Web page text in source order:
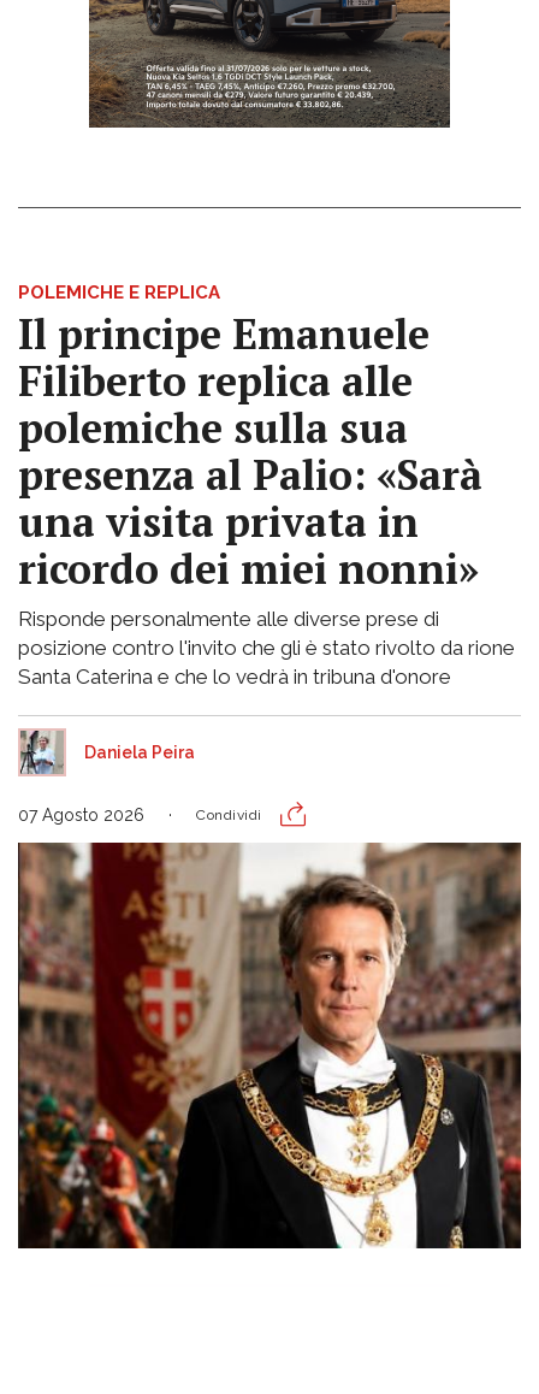
POLEMICHE E REPLICA
Il principe Emanuele
Filiberto replica alle
polemiche sulla sua
presenza al Palio: «Sarà
una visita privata in
ricordo dei miei nonni»
Risponde personalmente alle diverse prese di
posizione contro l'invito che gli è stato rivolto da rione
Santa Caterina e che lo vedrà in tribuna d'onore
Daniela Peira
07 Agosto 2026 Condividi